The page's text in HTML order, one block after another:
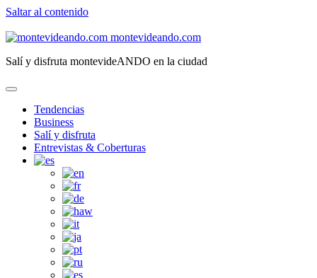
Saltar al contenido
montevideando.com
Salí y disfruta montevideANDO en la ciudad
Tendencias
Business
Salí y disfruta
Entrevistas & Coberturas